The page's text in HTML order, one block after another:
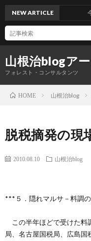
山根治blogア
フォレスト・コンサルタンツ
NEW ARTICLE 今、
HOME 山根治blog
脱税摘発の現
2010.08.10 山根治blog
***５．隠れマルサ－料調の
この半年ほどで受けた料
局、名古屋国税局、広島